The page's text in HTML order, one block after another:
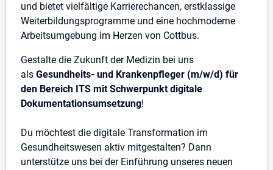
und bietet vielfältige Karrierechancen, erstklassige
Weiterbildungsprogramme und eine hochmoderne
Arbeitsumgebung im Herzen von Cottbus.
Gestalte die Zukunft der Medizin bei uns
als Gesundheits- und Krankenpfleger (m/w/d) für
den Bereich ITS mit Schwerpunkt digitale
Dokumentationsumsetzung!
Du möchtest die digitale Transformation im
Gesundheitswesen aktiv mitgestalten? Dann
unterstütze uns bei der Einführung unseres neuen